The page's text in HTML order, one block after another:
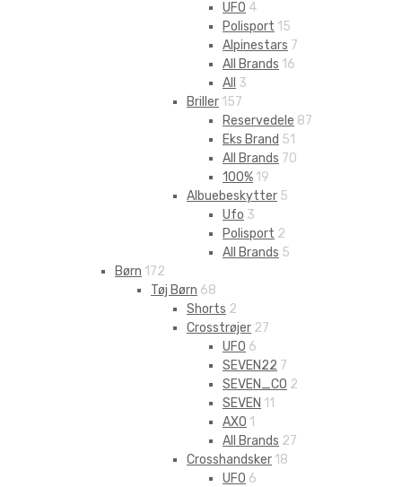
UFO 4
Polisport 15
Alpinestars 7
All Brands 16
All 3
Briller 157
Reservedele 87
Eks Brand 51
All Brands 70
100% 19
Albuebeskytter 5
Ufo 3
Polisport 2
All Brands 5
Børn 172
Tøj Børn 68
Shorts 2
Crosstrøjer 27
UFO 6
SEVEN22 7
SEVEN_CO 2
SEVEN 11
AXO 1
All Brands 27
Crosshandsker 18
UFO 6